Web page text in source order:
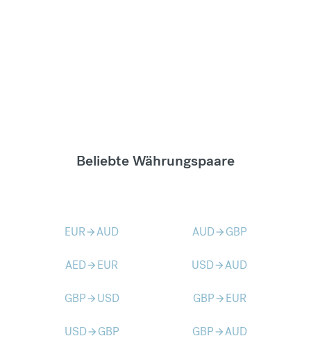
Beliebte Währungspaare
EURarrow_forwardAUD AUDarrow_forward GBP
AEDarrow_forward EUR USDarrow_forwardAUD
GBParrow_forward USD GBParrow_forward EUR
USDarrow_forward GBP GBParrow_forwardAUD